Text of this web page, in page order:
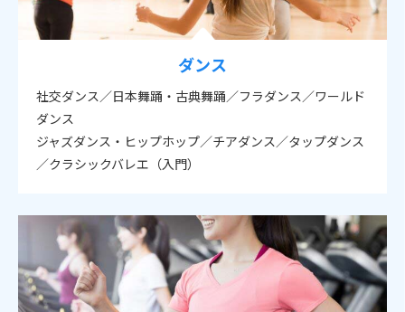
ダンス
社交ダンス／日本舞踊・古典舞踊／フラダンス／ワールド
ダンス
ジャズダンス・ヒップホップ／チアダンス／タップダンス
／クラシックバレエ（入門）